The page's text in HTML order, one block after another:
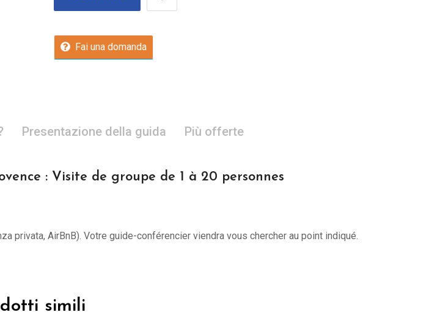
Fai una domanda
Presentazione della guida Più offerte
: Visite de groupe de 1 à 20 personnes
privata, AirBnB). Votre guide-conférencier viendra vous chercher au point indiqué.
simili